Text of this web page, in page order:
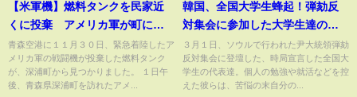
【米軍機】燃料タンクを民家近
くに投棄 アメリカ軍が町に陳
謝
青森空港に１１月３０日、緊急着陸したア
メリカ軍の戦闘機が投棄した燃料タンク
が、深浦町から見つかりました。 １日午
後、青森県深浦町を訪れたアメ...
韓国、全国大学生蜂起！弾劾反
対集会に参加した大学生達の宣
言文〜隣国で起きている本当の
事
３月１日、ソウルで行われた尹大統領弾劾
反対集会に登壇した、時局宣言した全国大
学生の代表達。個人の勉強や就活などを控
えた彼らは、苦悩の末自分の...